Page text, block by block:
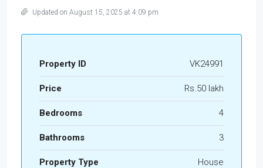
Updated on August 15, 2025 at 4:09 pm
Property ID VK24991
Price Rs.50 lakh
Bedrooms 4
Bathrooms 3
Property Type House